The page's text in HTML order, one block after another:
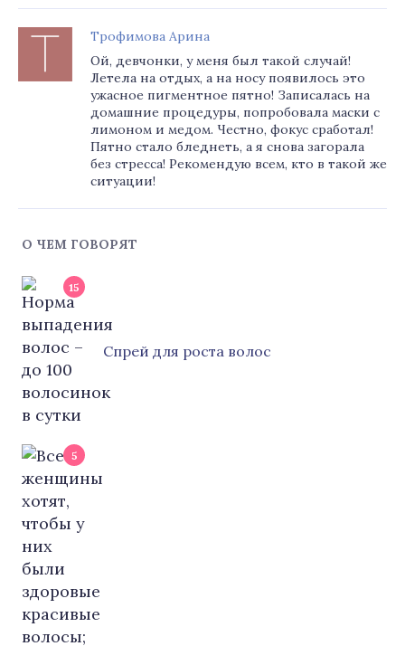
Трофимова Арина
Ой, девчонки, у меня был такой случай!
Летела на отдых, а на носу появилось это
ужасное пигментное пятно! Записалась на
домашние процедуры, попробовала маски с
лимоном и медом. Честно, фокус сработал!
Пятно стало бледнеть, а я снова загорала
без стресса! Рекомендую всем, кто в такой же
ситуации!
О ЧЕМ ГОВОРЯТ
15
Cпрей для роста волос
5